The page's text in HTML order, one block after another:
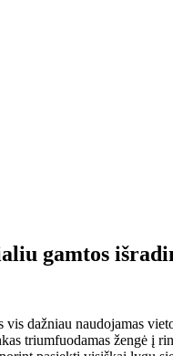
gamtos
dažniau naudojamas
triumfuodamas žengė į